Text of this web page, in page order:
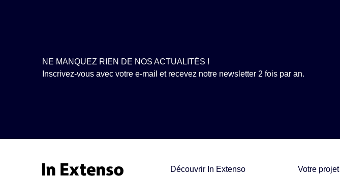
NE MANQUEZ RIEN DE NOS ACTUALITÉS !
Inscrivez-vous avec votre e-mail et recevez notre newsletter 2 fois par an.
Découvrir In Extenso
Votre projet